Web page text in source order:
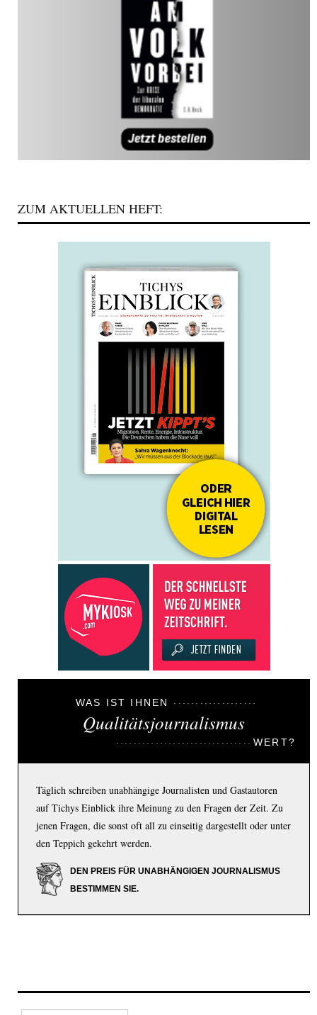
ZUM AKTUELLEN HEFT:
WAS IST IHNEN
Qualitätsjournalismus
WERT?
Täglich schreiben unabhängige Journalisten und Gastautoren
auf Tichys Einblick ihre Meinung zu den Fragen der Zeit. Zu
jenen Fragen, die sonst oft all zu einseitig dargestellt oder unter
den Teppich gekehrt werden.
DEN PREIS FÜR UNABHÄNGIGEN JOURNALISMUS
BESTIMMEN SIE.